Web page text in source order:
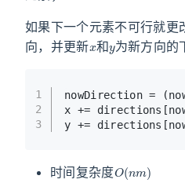
如果下一个元素不可行就更
向，并更新
x
和
y
为新方向的
1
2
3
nowDirection =
x +=
y +=
时间复杂度